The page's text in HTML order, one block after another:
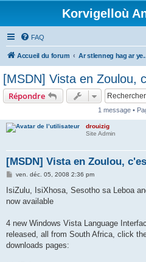
Korvigelloù
FAQ
Accueil du forum Ar stlenneg hag
[MSDN] Vista en Zoulou,
Répondre
1 message •
drouizig
Site Admin
[MSDN] Vista en Zoulou,
M
s
a
ven. déc. 05, 2008 2:36 pm
IsiZulu, IsiXhosa, Sesotho sa Leboa
now available
4 new Windows Vista Language
released, all from South Africa, click
downloads pages: